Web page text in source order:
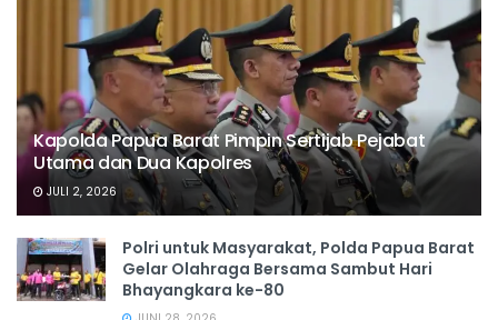
Kapolda Papua Barat Pimpin Sertijab Pejabat
Utama dan Dua Kapolres
JULI 2, 2026
Polri untuk Masyarakat, Polda Papua Barat
Gelar Olahraga Bersama Sambut Hari
Bhayangkara ke-80